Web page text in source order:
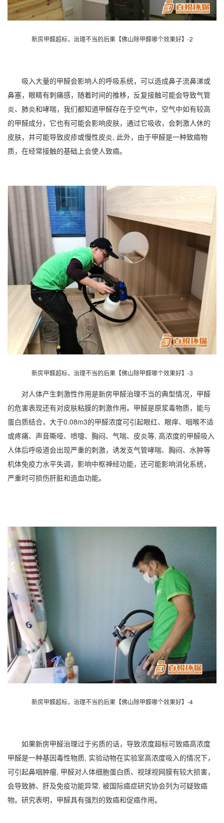
新房甲醛超标，治理不当的后果【佛山除甲醛哪个效果好】-2
吸入大量的甲醛会影响人的呼吸系统，可以造成鼻子流鼻涕或
鼻塞，眼睛有刺痛感，随着时间的推移，反复接触可能会导致气管
炎、肺炎和哮喘，我们都知道甲醛存在于空气中，空气中如有较高
的甲醛成分，它也有可能会影响皮肤，通过它吸收，会刺激人休的
皮肤，并可能导致皮疹或慢性皮炎, 此外，由于甲醛是一种致癌物
质，在经常接触的基础上会使人致癌。
新房甲醛超标，治理不当的后果【佛山除甲醛哪个效果好】-3
对人体产生刺激性作用是新房甲醛治理不当的典型情况，甲醛
的危害表现还有对皮肤粘膜的刺激作用。甲醛是原浆毒物质，能与
蛋白质结合，大于0.08m3的甲醛浓度可引起眼红、眼痒、咽喉不适
或疼痛、声音嘶哑、喷嚏、胸闷、气喘、皮炎等, 高浓度的甲醛吸入
人体后呼吸道会出现严重的刺激，诱发支气管哮喘、胸闷、水肿等
机体免疫力水平失调，影响中枢神经功能，还可能影响消化系统，
严重时可损伤肝脏和造血功能。
新房甲醛超标，治理不当的后果【佛山除甲醛哪个效果好】-4
如果新房甲醛治理过于劣质的话，导致浓度超标可致癌高浓度
甲醛是一种基因毒性物质, 实验动物在实验室高浓度吸入的情况下，
可引起鼻咽肿瘤, 甲醛对人体细胞蛋白质、视球视网膜有较大损害，
会导致肺、肝及免疫功能异常, 被国际癌症研究协会列为可疑致癌
物。研究表明，甲醛具有强烈的致癌和促癌作用。